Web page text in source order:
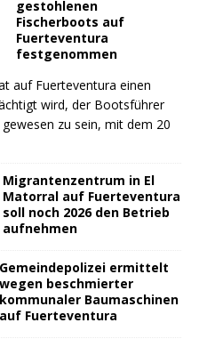
gestohlenen
Fischerboots auf
Fuerteventura
festgenommen
auf Fuerteventura einen
wird, der Bootsführer
zu sein, mit dem 20
Migrantenzentrum in El
Matorral auf Fuerteventura
soll noch 2026 den Betrieb
aufnehmen
Gemeindepolizei ermittelt
wegen beschmierter
kommunaler Baumaschinen
auf Fuerteventura